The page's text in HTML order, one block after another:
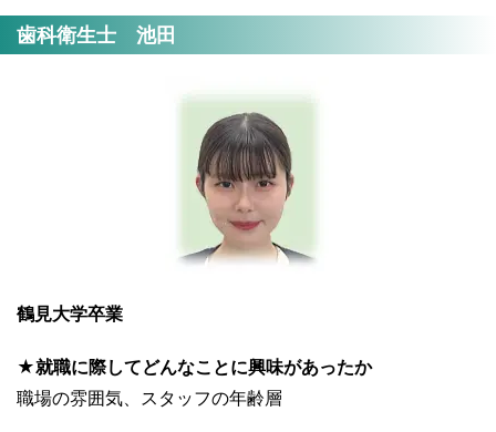
歯科衛生士 池田
鶴見大学卒業
★就職に際してどんなことに興味があったか
職場の雰囲気、スタッフの年齢層